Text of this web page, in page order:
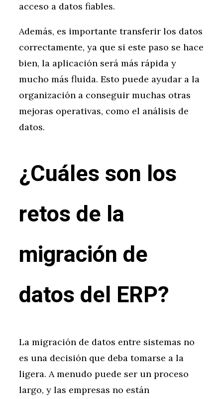
acceso a datos fiables.
Además, es importante transferir los datos
correctamente, ya que si este paso se hace
bien, la aplicación será más rápida y
mucho más fluida. Esto puede ayudar a la
organización a conseguir muchas otras
mejoras operativas, como el análisis de
datos.
¿Cuáles son los
retos de la
migración de
datos del ERP?
La migración de datos entre sistemas no
es una decisión que deba tomarse a la
ligera. A menudo puede ser un proceso
largo, y las empresas no están